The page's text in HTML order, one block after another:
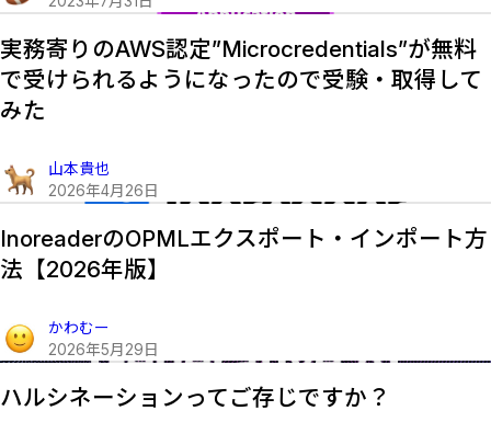
実務寄りのAWS認定”Microcredentials”が無料
で受けられるようになったので受験・取得して
みた
山本貴也
2026年4月 26 日
InoreaderのOPMLエクスポート・インポート方
法【2026年版】
かわむー
2026年5月 29 日
ハルシネーションってご存じですか？